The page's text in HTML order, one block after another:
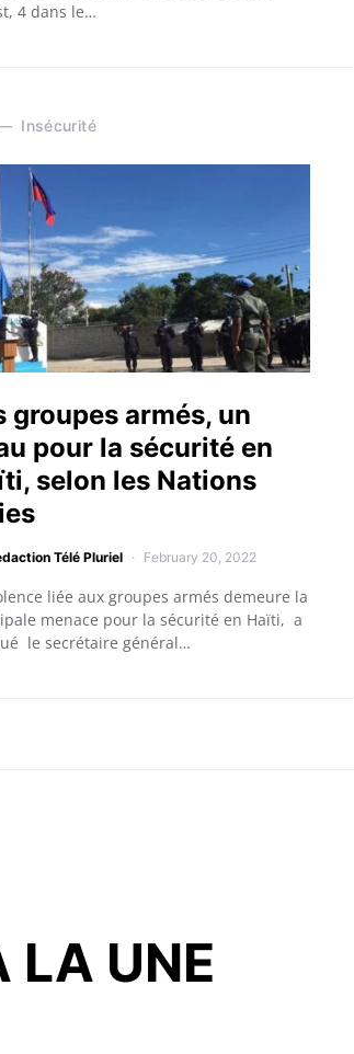
4 dans le…
Insécurité
groupes armés, un
pour la sécurité en
selon les Nations
Télé Pluriel February 20, 2022
liée aux groupes armés demeure la
menace pour la sécurité en Haïti, a
le secrétaire général…
LA UNE